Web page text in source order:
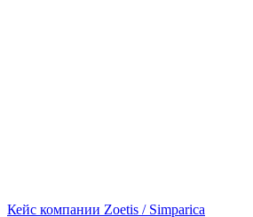
Кейс компании Zoetis / Simparica